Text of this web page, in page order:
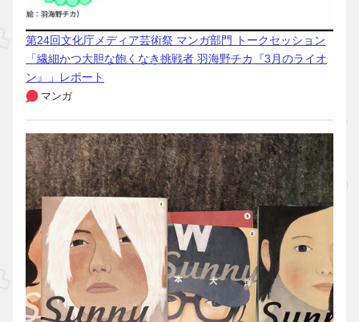
第24回文化庁メディア芸術祭 マンガ部門 トークセッション
「繊細かつ大胆な飽くなき挑戦者 羽海野チカ『3月のライオ
ン』」レポート
マンガ